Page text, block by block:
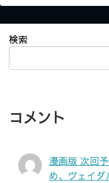
検索
コメント
漫画版 次回
め、ヴェイ